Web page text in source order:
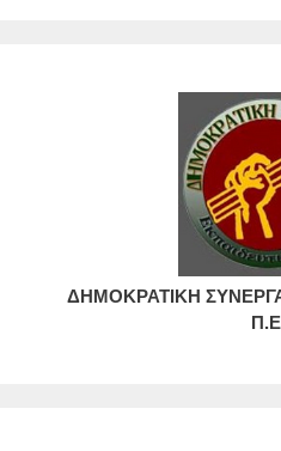
ΔΗΜΟΚΡΑΤΙΚΗ